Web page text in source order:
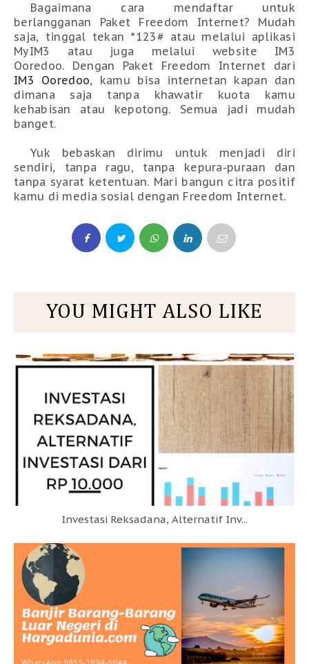
Bagaimana cara mendaftar untuk
berlangganan Paket Freedom Internet? Mudah
saja, tinggal tekan *123# atau melalui aplikasi
MyIM3 atau juga melalui website IM3
Ooredoo. Dengan Paket Freedom Internet dari
IM3 Ooredoo, kamu bisa internetan kapan dan
dimana saja tanpa khawatir kuota kamu
kehabisan atau kepotong. Semua jadi mudah
banget.
Yuk bebaskan dirimu untuk menjadi diri
sendiri, tanpa ragu, tanpa kepura-puraan dan
tanpa syarat ketentuan. Mari bangun citra positif
kamu di media sosial dengan Freedom Internet.
YOU MIGHT ALSO LIKE
Investasi Reksadana, Alternatif Inv...